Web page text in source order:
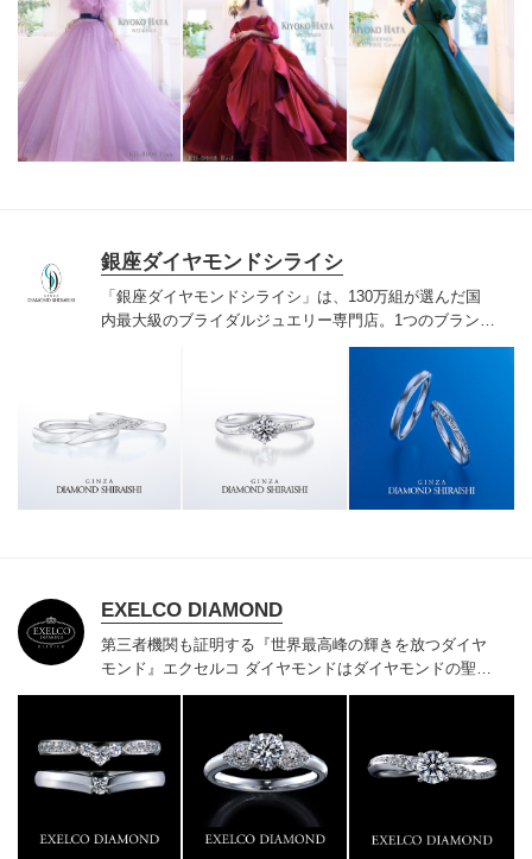
銀座ダイヤモンドシライシ
「銀座ダイヤモンドシライシ」は、130万組が選んだ国
内最大級のブライダルジュエリー専門店。1つのブランド
では国内最大級の700種類以上の豊富なデザインを取り
揃え、ふたりの「似合う」と「好き」を同時に叶えた満
足の選択ができる指輪をご提案しています。多くのお客
様にご満足いただけている、一生身に着けるための指輪
のクオリティや購入後のアフターサービスをぜひ一度店
頭でお確かめください。
EXELCO DIAMOND
第三者機関も証明する『世界最高峰の輝きを放つダイヤ
モンド』 エクセルコ ダイヤモンドはダイヤモンドの聖地
ベルギー発祥で200年以上の歴史がある真のカッターズ
門店としてリングのデザインや品質にもこだわっていま
す。おふたりに本物の輝きを一生身に着けていただきた
い想いで「ヴァージン・ダイヤモンド」「ハードプラチ
ナ」「保証内容」にこだわっています。